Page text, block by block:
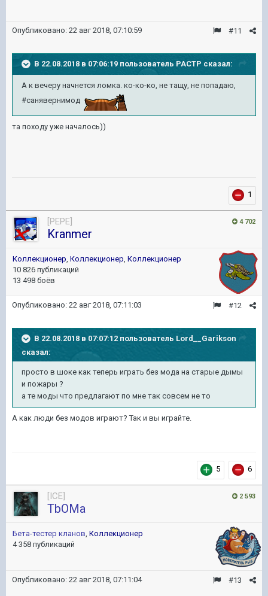
#11
Опубликовано: 22 авг 2018, 07:10:59
В 22.08.2018 в 07:06:19 пользователь PACTP сказал:
А к вечеру начнется ломка. ко-ко-ко, не тащу, не попадаю,
#санявернимод
та походу уже началось))
1
4 702
[PEPE]
Kranmer
Коллекционер, Коллекционер, Коллекционер
10 826 публикаций
13 498 боёв
#12
Опубликовано: 22 авг 2018, 07:11:03
В 22.08.2018 в 07:07:12 пользователь Lord__Garikson
сказал:
просто в шоке как теперь играть без мода на старые дымы
и пожары ?
а те моды что предлагают по мне так совсем не то
А как люди без модов играют? Так и вы играйте.
5 6
2 593
[ICE]
TbOMa
Бета-тестер кланов, Коллекционер
4 358 публикаций
#13
Опубликовано: 22 авг 2018, 07:11:04